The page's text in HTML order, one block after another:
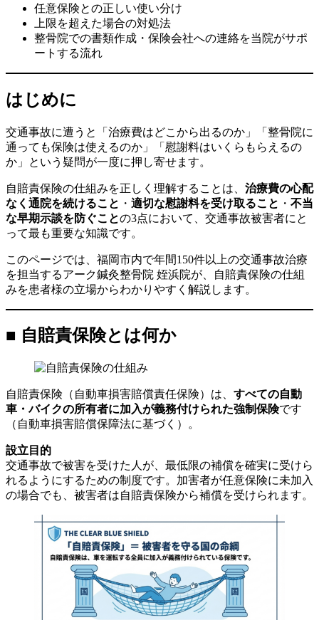
任意保険との正しい使い分け
上限を超えた場合の対処法
整骨院での書類作成・保険会社への連絡を当院がサポ
ートする流れ
はじめに
交通事故に遭うと「治療費はどこから出るのか」「整骨院に
通っても保険は使えるのか」「慰謝料はいくらもらえるの
か」という疑問が一度に押し寄せます。
自賠責保険の仕組みを正しく理解することは、 治療費の心配
なく通院を続けること ・ 適切な慰謝料を受け取ること ・ 不当
な早期示談を防ぐことの3点において、交通事故被害者にと
って最も重要な知識です。
このページでは、福岡市内で年間150件以上の交通事故治療
を担当するアーク鍼灸整骨院 姪浜院が、自賠責保険の仕組
みを患者様の立場からわかりやすく解説します。
■ 自賠責保険とは何か
自賠責保険（自動車損害賠償責任保険）は、 すべての自動
車・バイクの所有者に加入が義務付けられた強制保険です
（自動車損害賠償保障法に基づく）。
設立目的
交通事故で被害を受けた人が、最低限の補償を確実に受けら
れるようにするための制度です。加害者が任意保険に未加入
の場合でも、被害者は自賠責保険から補償を受けられます。